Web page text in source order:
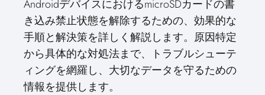
AndroidデバイスにおけるmicroSDカードの書
き込み禁止状態を解除するための、効果的な
手順と解決策を詳しく解説します。原因特定
から具体的な対処法まで、トラブルシューテ
ィングを網羅し、大切なデータを守るための
情報を提供します。